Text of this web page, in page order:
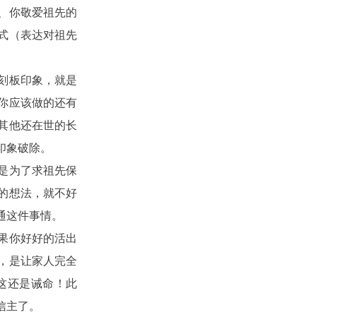
你敬爱祖先的
（表达对祖先
板印象，就是
应该做的还有
他还在世的长
破除。
为了求祖先保
想法，就不好
件事情。
你好好的活出
是让家人完全
还是诫命！此
了。